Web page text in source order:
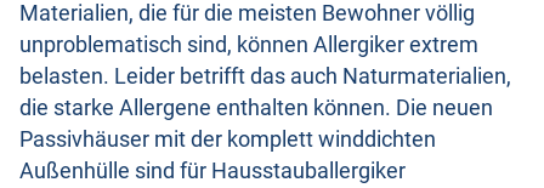
Materialien, die für die meisten Bewohner völlig
unproblematisch sind, können Allergiker extrem
belasten. Leider betrifft das auch Naturmaterialien,
die starke Allergene enthalten können. Die neuen
Passivhäuser mit der komplett winddichten
Außenhülle sind für Hausstauballergiker